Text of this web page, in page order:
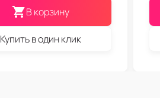
В корзину
Купить в один клик